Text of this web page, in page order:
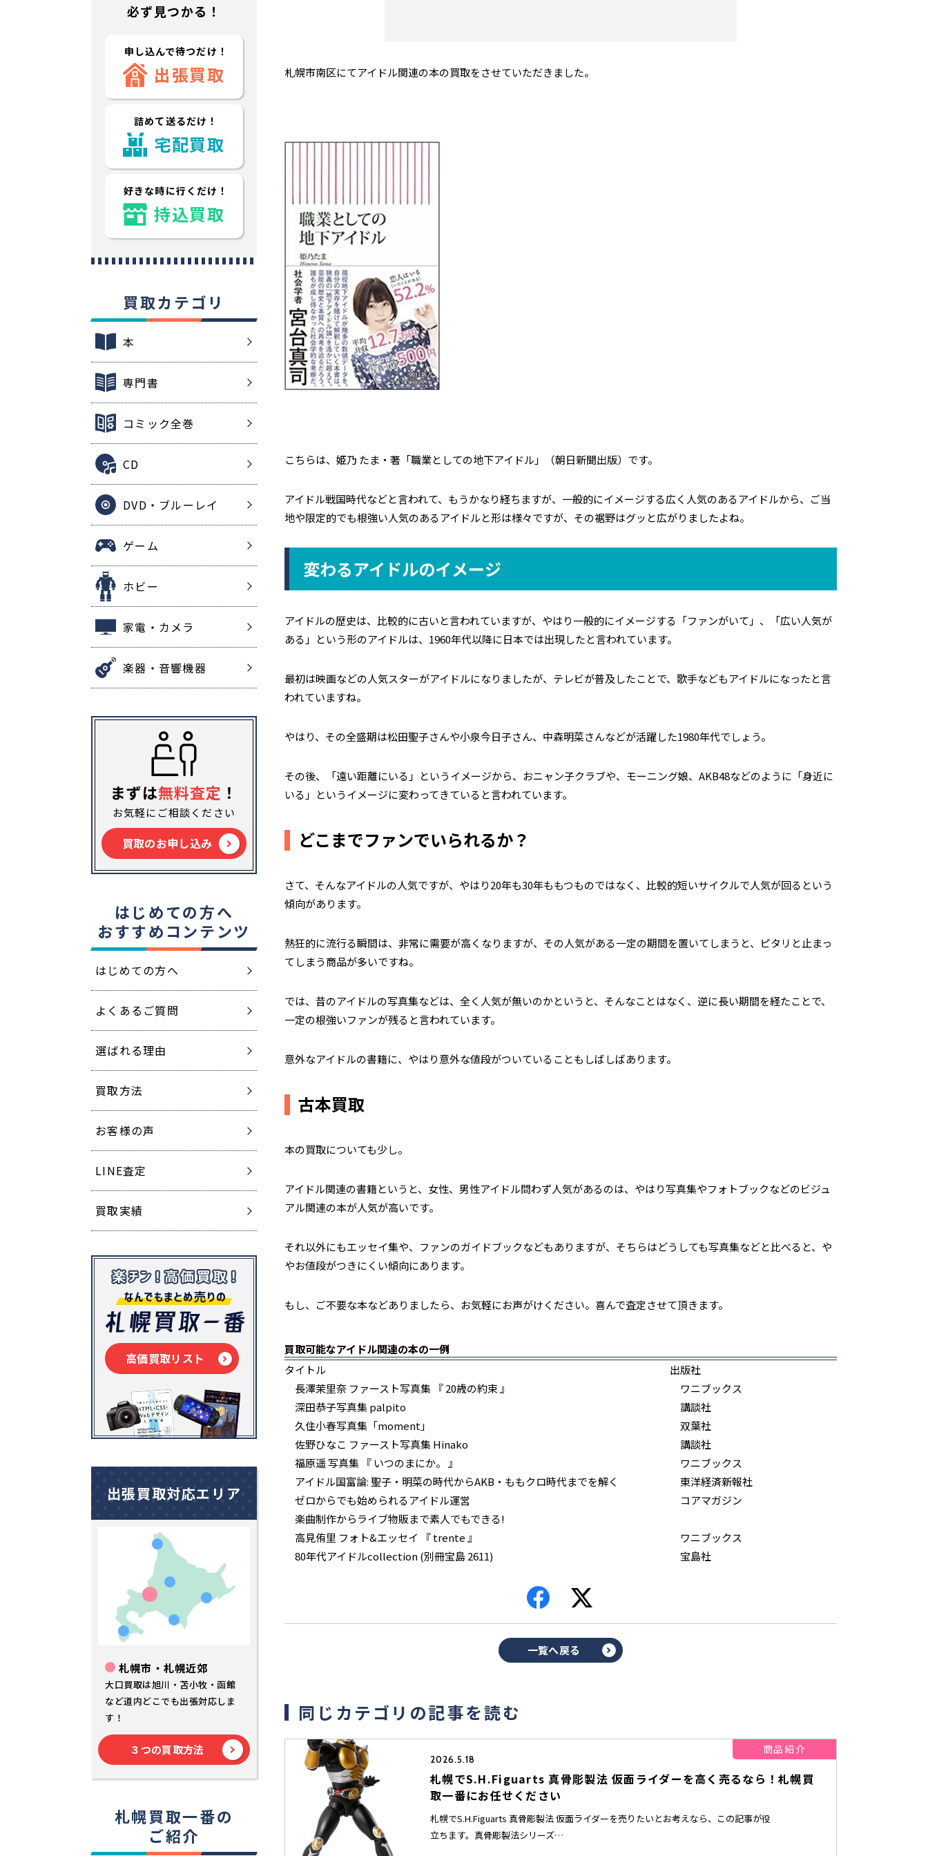
必ず見つかる！
申し込んで待つだけ！
出張買取
詰めて送るだけ！
宅配買取
好きな時に行くだけ！
持込買取
買取カテゴリ
本
専門書
コミック全巻
CD
DVD・ブルーレイ
ゲーム
ホビー
家電・カメラ
楽器・音響機器
まずは無料査定 ！
お気軽にご相談ください
買取のお申し込み
はじめての方へ
おすすめコンテンツ
はじめての方へ
よくあるご質問
選ばれる理由
買取方法
お客様の声
LINE査定
買取実績
高価買取リスト
出張買取対応エリア
札幌市・札幌近郊
大口買取は旭川・苫小牧・函館
など道内どこでも出張対応しま
す！
３つの買取方法
札幌買取一番の
ご紹介
札幌市南区にてアイドル関連の本の買取をさせていただきました。
こちらは、姫乃 たま・著「職業としての地下アイドル」（朝日新聞出版）です。
アイドル戦国時代などと言われて、もうかなり経ちますが、一般的にイメージする広く人気のあるアイドルから、ご当
地や限定的でも根強い人気のあるアイドルと形は様々ですが、その裾野はグッと広がりましたよね。
変わるアイドルのイメージ
アイドルの歴史は、比較的に古いと言われていますが、やはり一般的にイメージする「ファンがいて」、「広い人気が
ある」という形のアイドルは、1960年代以降に日本では出現したと言われています。
最初は映画などの人気スターがアイドルになりましたが、テレビが普及したことで、歌手などもアイドルになったと言
われていますね。
やはり、その全盛期は松田聖子さんや小泉今日子さん、中森明菜さんなどが活躍した1980年代でしょう。
その後、「遠い距離にいる」というイメージから、おニャン子クラブや、モーニング娘、AKB48などのように「身近に
いる」というイメージに変わってきていると言われています。
どこまでファンでいられるか？
さて、そんなアイドルの人気ですが、やはり20年も30年ももつものではなく、比較的短いサイクルで人気が回るという
傾向があります。
熱狂的に流行る瞬間は、非常に需要が高くなりますが、その人気がある一定の期間を置いてしまうと、ピタリと止まっ
てしまう商品が多いですね。
では、昔のアイドルの写真集などは、全く人気が無いのかというと、そんなことはなく、逆に長い期間を経たことで、
一定の根強いファンが残ると言われています。
意外なアイドルの書籍に、やはり意外な値段がついていることもしばしばあります。
古本買取
本の買取についても少し。
アイドル関連の書籍というと、女性、男性アイドル問わず人気があるのは、やはり写真集やフォトブックなどのビジュ
アル関連の本が人気が高いです。
それ以外にもエッセイ集や、ファンのガイドブックなどもありますが、そちらはどうしても写真集などと比べると、や
やお値段がつきにくい傾向にあります。
もし、ご不要な本などありましたら、お気軽にお声がけください。喜んで査定させて頂きます。
買取可能なアイドル関連の本の一例
タイトル
出版社
長澤茉里奈 ファースト写真集 『 20歳の約束 』
ワニブックス
深田恭子写真集 palpito
講談社
久住小春写真集「moment」
双葉社
佐野ひなこ ファースト写真集 Hinako
講談社
福原遥 写真集 『 いつのまにか。 』
ワニブックス
アイドル国富論: 聖子・明菜の時代からAKB・ももクロ時代までを解く
東洋経済新報社
ゼロからでも始められるアイドル運営
楽曲制作からライブ物販まで素人でもできる!
コアマガジン
高見侑里 フォト&エッセイ 『 trente 』
ワニブックス
80年代アイドルcollection (別冊宝島 2611)
宝島社
一覧へ戻る
同じカテゴリの記事を読む
商品紹介
2026.5.18
札幌でS.H.Figuarts 真骨彫製法 仮面ライダーを高く売るなら！札幌買
取一番にお任せください
札幌でS.H.Figuarts 真骨彫製法 仮面ライダーを売りたいとお考えなら、この記事が役
立ちます。真骨彫製法シリーズ…